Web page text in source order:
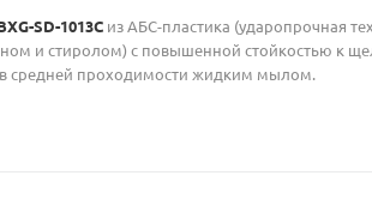
SD-1013C из АБС-пластика (ударопрочная
и стиролом) с повышенной стойкостью к
средней проходимости жидким мылом.